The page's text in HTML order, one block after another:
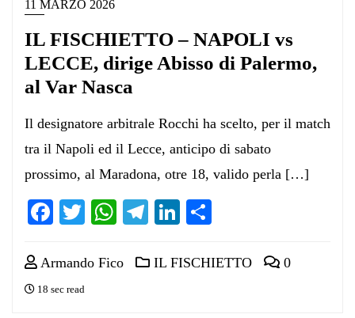
11 MARZO 2026
IL FISCHIETTO – NAPOLI vs
LECCE, dirige Abisso di Palermo,
al Var Nasca
Il designatore arbitrale Rocchi ha scelto, per il match
tra il Napoli ed il Lecce, anticipo di sabato
prossimo, al Maradona, otre 18, valido perla […]
Facebook
TwitterWhatsApp
Telegram
LinkedIn
Armando Fico IL FISCHIETTO 0
18 sec read